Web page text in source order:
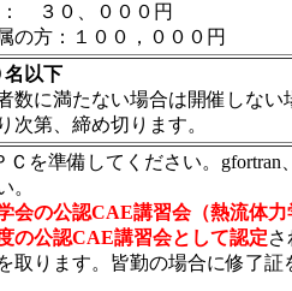
３０、０００円
の方：１００，０００円
名以下
数に満たない場合は開催しない
次第、締め切ります。
Ｃを準備してください。
。
会の公認CAE講習会（熱流体
の公認CAE講習会として認定
取ります。皆勤の場合に修了証